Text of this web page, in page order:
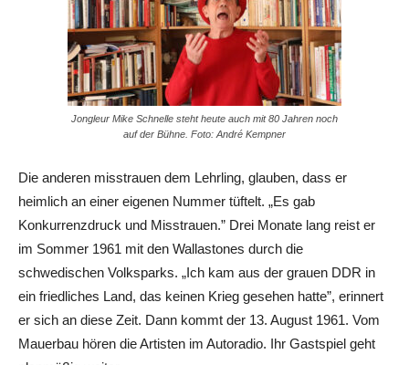
Jongleur Mike Schnelle steht heute auch mit 80 Jahren noch
auf der Bühne. Foto: André Kempner
Die anderen misstrauen dem Lehrling, glauben, dass er
heimlich an einer eigenen Nummer tüftelt. „Es gab
Konkurrenzdruck und Misstrauen.” Drei Monate lang reist er
im Sommer 1961 mit den Walla­stones durch die
schwedischen Volksparks. „Ich kam aus der grauen DDR in
ein friedliches Land, das keinen Krieg gesehen hatte”, erinnert
er sich an diese Zeit. Dann kommt der 13. August 1961. Vom
Mauerbau hören die Artisten im Autoradio. Ihr Gastspiel geht